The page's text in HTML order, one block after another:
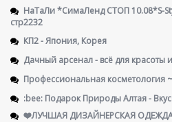
НаТаЛи *СимаЛенд СТОП 10.08*S-
стр2232
КП2 - Япония, Корея
Дачный арсенал - всё для красоты
Профессиональная косметология ~
:bee: Подарок Природы Алтая -
❤️ЛУЧШАЯ ДИЗАЙНЕРСКАЯ